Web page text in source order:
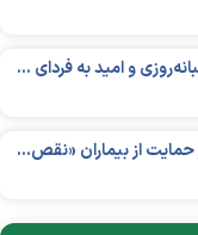
مادری در تکاپوی زیستن؛ روایت ۶ سال مراقبت شبانه‌روزی و امید به فردای «نورا»
غربالگری و آگاهی‌بخشی؛ ضرورت‌های مغفول در حمایت از بیماران «نقص ایمنی اولیه»